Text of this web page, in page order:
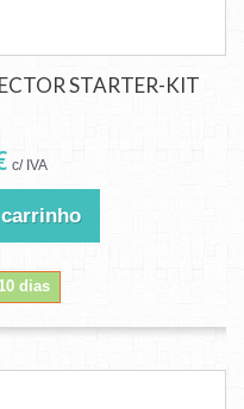
STARTER-KIT
c/ IVA
dias